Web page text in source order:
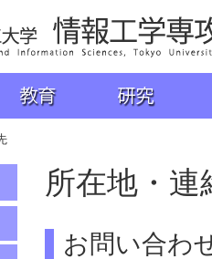
大学 工学部 情報工学科
所在地・連
お問い合わ